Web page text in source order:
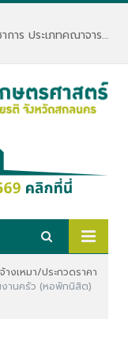
ประกาศรับสมัครพนักงานมหาวิทยาลัยกลุ่มวิชาการ ประเภทคณาจารย์ประจำ คณะทรัพยากรธรรมชาติและอุตสาหกรรมเกษตร สังกัดภาควิชาเกษตรและทรัพยากร
างเหมา/ประกวดราคา
งานครัว (หอพักนิสิต)